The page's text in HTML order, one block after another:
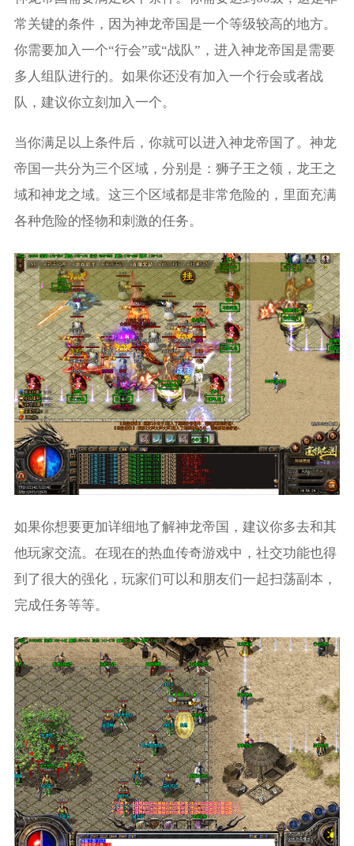
常关键的条件，因为神龙帝国是一个等级较高的地方。
你需要加入一个“行会”或“战队”，进入神龙帝国是需要
多人组队进行的。如果你还没有加入一个行会或者战
队，建议你立刻加入一个。
当你满足以上条件后，你就可以进入神龙帝国了。神龙
帝国一共分为三个区域，分别是：狮子王之领，龙王之
域和神龙之域。这三个区域都是非常危险的，里面充满
各种危险的怪物和刺激的任务。
如果你想要更加详细地了解神龙帝国，建议你多去和其
他玩家交流。在现在的热血传奇游戏中，社交功能也得
到了很大的强化，玩家们可以和朋友们一起扫荡副本，
完成任务等等。